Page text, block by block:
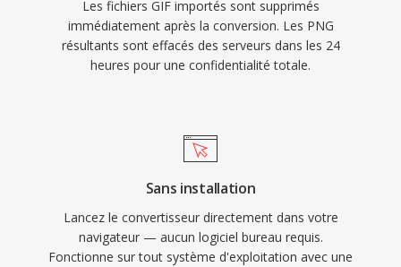
Les fichiers GIF importés sont supprimés
immédiatement après la conversion. Les PNG
résultants sont effacés des serveurs dans les 24
heures pour une confidentialité totale.
Sans installation
Lancez le convertisseur directement dans votre
navigateur — aucun logiciel bureau requis.
Fonctionne sur tout système d'exploitation avec une